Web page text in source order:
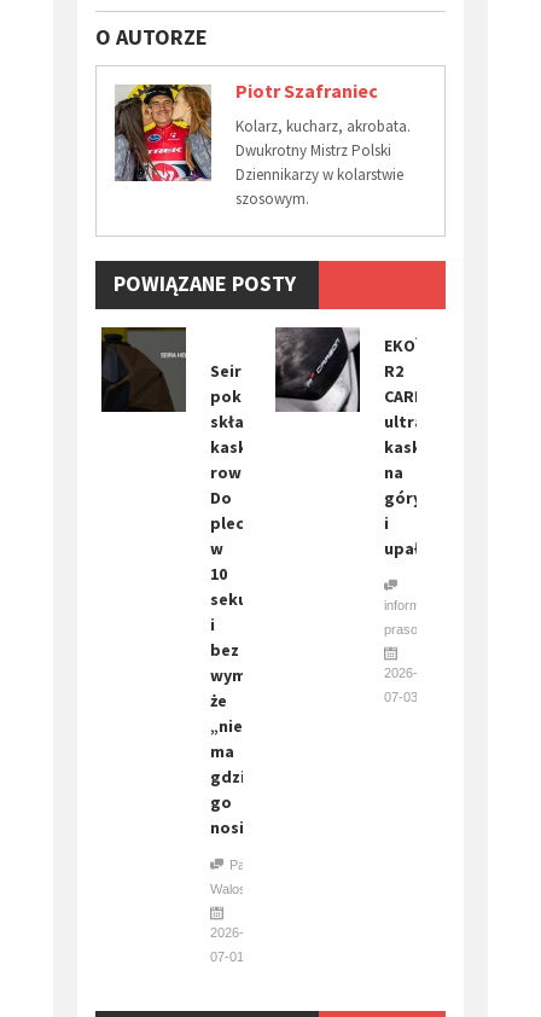
O AUTORZE
Piotr Szafraniec
Kolarz, kucharz, akrobata.
Dwukrotny Mistrz Polski
Dziennikarzy w kolarstwie
szosowym.
POWIĄZANE POSTY
Seira
pokazuje
składany
kask
rowerowy.
Do
plecaka
w
10
sekund
i
bez
wymówki,
że
„nie
ma
gdzie
go
nosić”
Paweł
Waloszczyk
2026-
07-01
EKOÏ
R2
CARBON:
ultralekki
kask
na
góry
i
upały
informacja
prasowa
2026-
07-03